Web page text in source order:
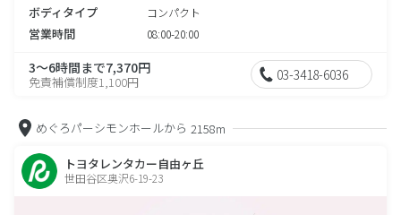
ボディタイプ コンパクト
営業時間 08:00-20:00
3～6時間まで7,370円
免責補償制度1,100円 03-3418-6036
めぐろパーシモンホールから 2158m
トヨタレンタカー自由ヶ丘
世田谷区奥沢6-19-23